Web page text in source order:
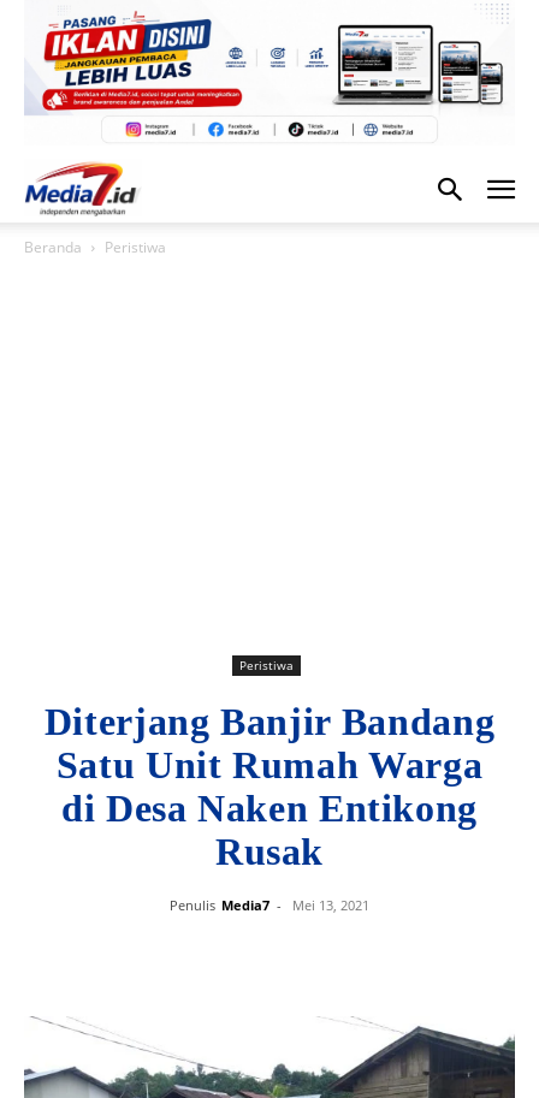
Beranda Peristiwa
Peristiwa
Diterjang Banjir Bandang
Satu Unit Rumah Warga
di Desa Naken Entikong
Rusak
Penulis Media7 - Mei 13, 2021